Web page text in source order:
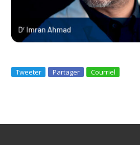
Tweeter Partager Courriel